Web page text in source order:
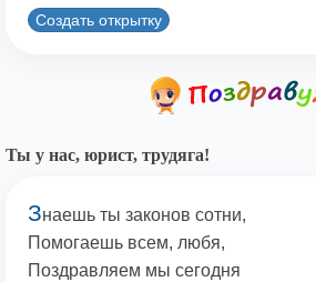
Создать открытку
Ты у нас, юрист, трудяга!
Знаешь ты законов сотни,
Помогаешь всем, любя,
Поздравляем мы сегодня